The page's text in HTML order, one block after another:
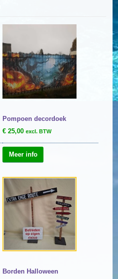
Pompoen decordoek
€25,00 excl. BTW
Meer info
Borden Halloween